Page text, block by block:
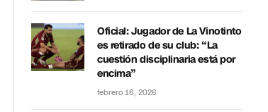
Oficial: Jugador de La Vinotinto
es retirado de su club: “La
cuestión disciplinaria está por
encima”
febrero 16, 2026